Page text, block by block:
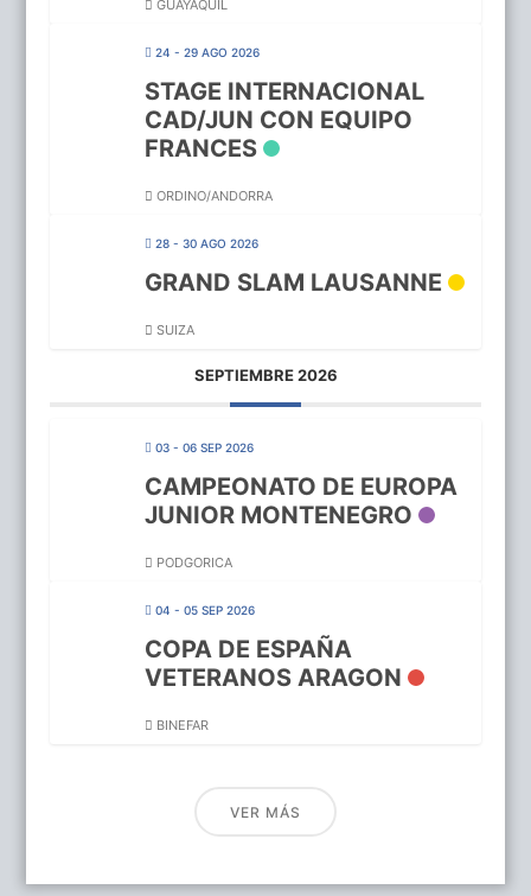
GUAYAQUIL
24 - 29 AGO 2026
STAGE INTERNACIONAL
CAD/JUN CON EQUIPO
FRANCES
ORDINO/ANDORRA
28 - 30 AGO 2026
GRAND SLAM LAUSANNE
SUIZA
SEPTIEMBRE 2026
03 - 06 SEP 2026
CAMPEONATO DE EUROPA
JUNIOR MONTENEGRO
PODGORICA
04 - 05 SEP 2026
COPA DE ESPAÑA
VETERANOS ARAGON
BINEFAR
VER MÁS